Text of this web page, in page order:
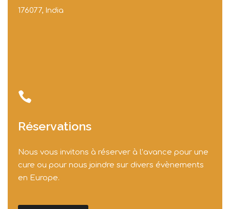
176077, India
Réservations
Nous vous invitons à réserver à l’avance pour une
cure ou pour nous joindre sur divers évènements
en Europe.